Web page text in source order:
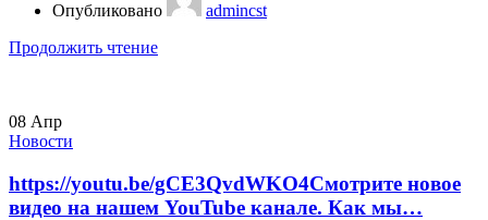
Опубликовано
admincst
Продолжить чтение
08 Апр
Новости
https://youtu.be/gCE3QvdWKO4Смотрите новое
видео на нашем YouTube канале. Как мы…